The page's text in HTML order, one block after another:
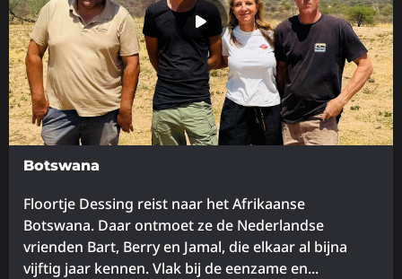
Botswana
Floortje Dessing reist naar het Afrikaanse
Botswana. Daar ontmoet ze de Nederlandse
vrienden Bart, Berry en Jamal, die elkaar al bijna
vijftig jaar kennen. Vlak bij de eenzame en...